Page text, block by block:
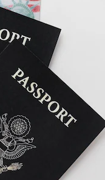
2026 Freepik Company S.L.U.